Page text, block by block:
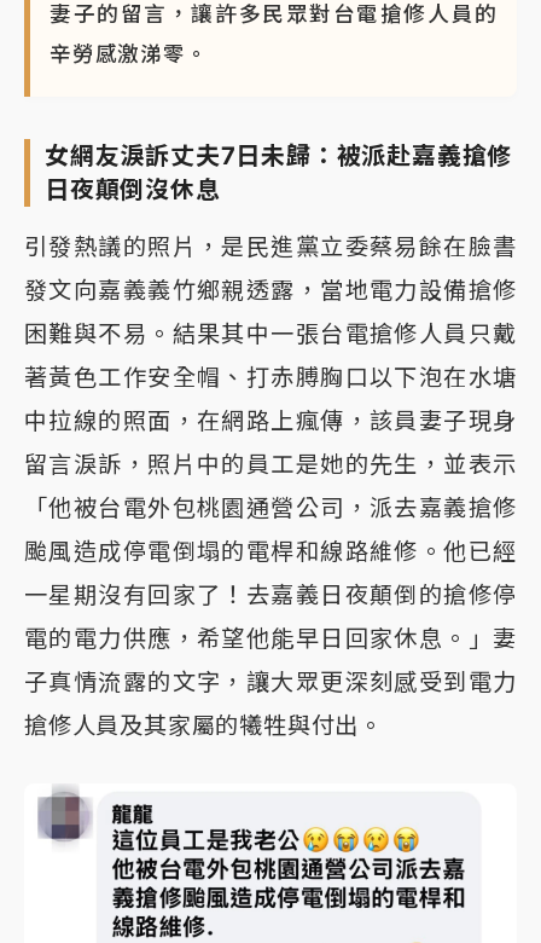
妻子的留言，讓許多民眾對台電搶修人員的
辛勞感激涕零。
女網友淚訴丈夫7日未歸：被派赴嘉義搶修
日夜顛倒沒休息
引發熱議的照片，是民進黨立委蔡易餘在臉書
發文向嘉義義竹鄉親透露，當地電力設備搶修
困難與不易。結果其中一張台電搶修人員只戴
著黃色工作安全帽、打赤膊胸口以下泡在水塘
中拉線的照面，在網路上瘋傳，該員妻子現身
留言淚訴，照片中的員工是她的先生，並表示
「他被台電外包桃園通營公司，派去嘉義搶修
颱風造成停電倒塌的電桿和線路維修。他已經
一星期沒有回家了！去嘉義日夜顛倒的搶修停
電的電力供應，希望他能早日回家休息。」妻
子真情流露的文字，讓大眾更深刻感受到電力
搶修人員及其家屬的犧牲與付出。